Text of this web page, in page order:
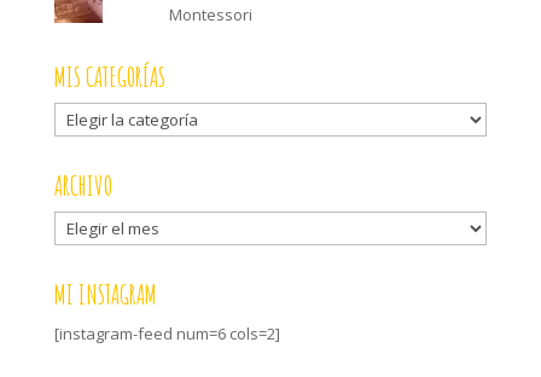
Montessori
MIS CATEGORÍAS
Mis
categorías
ARCHIVO
Archivo
MI INSTAGRAM
[instagram-feed num=6 cols=2]